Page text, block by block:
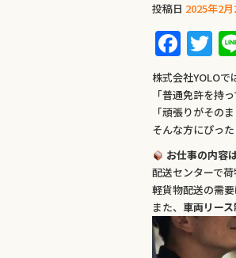
投稿日 2025年2月
F
a
c
e
b
o
o
k
T
w
it
te
r
株式会社YOLOで
「普通免許を持
「頑張りがその
そんな方にぴっ
お仕事の内容
配送センターで荷
軽貨物配送の需要
また、 車両リー